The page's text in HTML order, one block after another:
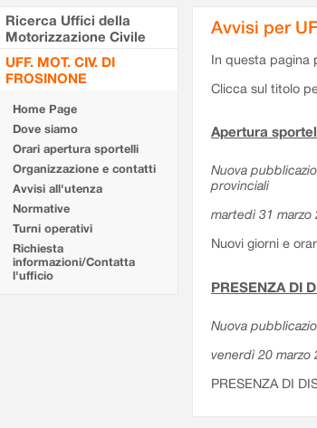
Ricerca Uffici della
Motorizzazione Civile
UFF. MOT. CIV. DI
FROSINONE
Home Page
Dove siamo
Orari apertura sportelli
Organizzazione e contatti
Avvisi all'utenza
Normative
Turni operativi
Richiesta
informazioni/Contatta
l'ufficio
Avvisi per
In questa pagina
Clicca sul titolo
Apertura
Nuova
provinciali
martedì 31 marzo
Nuovi giorni e
PRESENZA DI
Nuova
venerdì 20 marzo
PRESENZA DI